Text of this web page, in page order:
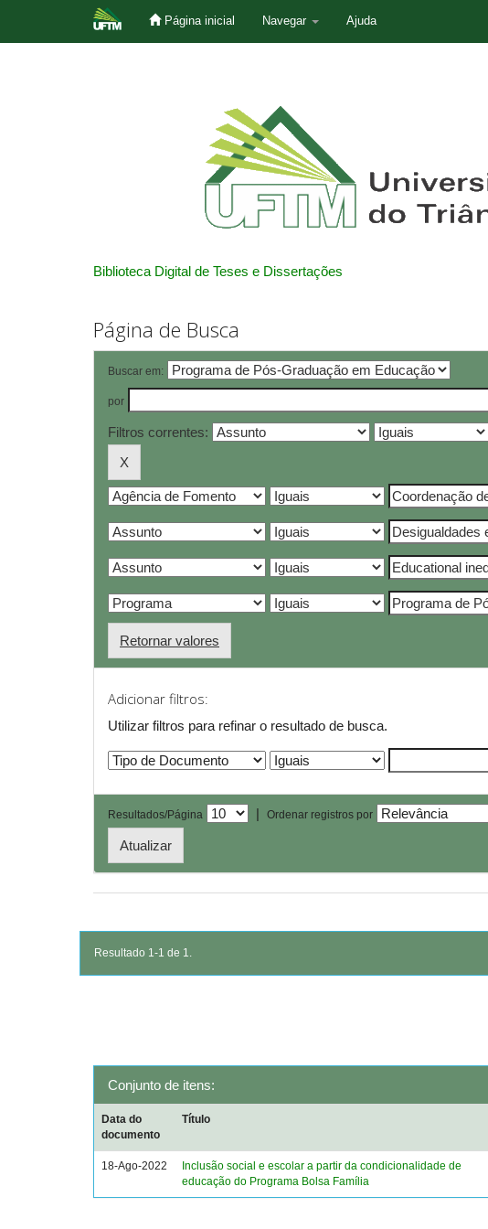
Página inicial Navegar Ajuda
Biblioteca Digital de Teses e Dissertações
Página de Busca
Buscar em:
por
Filtros correntes:
Retornar valores
Adicionar filtros:
Utilizar filtros para refinar o resultado de busca.
Resultados/Página | Ordenar registros por
Resultado 1-1 de 1.
Conjunto de itens:
Data do
documento
Título
18-Ago-2022
Inclusão social e escolar a partir da condicionalidade de
educação do Programa Bolsa Família